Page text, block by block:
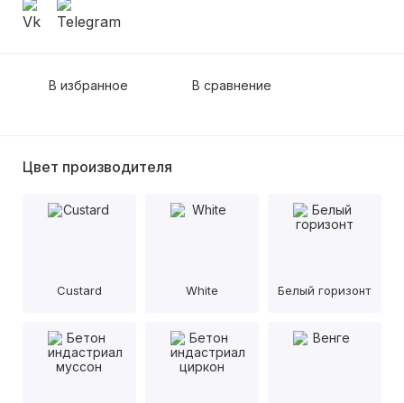
В избранное В сравнение
Цвет производителя
Custard White Белый горизонт